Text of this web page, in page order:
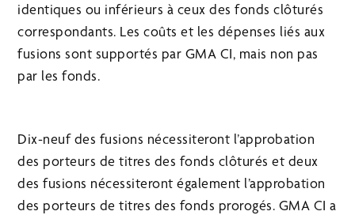
identiques ou inférieurs à ceux des fonds clôturés
correspondants. Les coûts et les dépenses liés aux
fusions sont supportés par GMA CI, mais non pas
par les fonds.
Dix-neuf des fusions nécessiteront l’approbation
des porteurs de titres des fonds clôturés et deux
des fusions nécessiteront également l’approbation
des porteurs de titres des fonds prorogés. GMA CI a